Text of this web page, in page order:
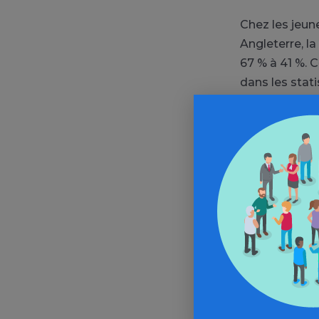
Chez les
Angleterre,
67 % à 41 %.
dans les
relever le
désormais
forcément
perplexes.
Voir la suite
abonnés)